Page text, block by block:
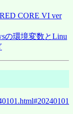
CORE VI ver
の環境変数とLinu